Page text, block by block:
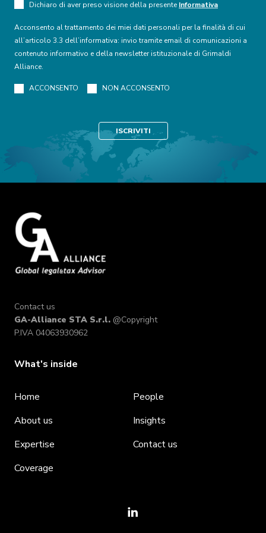
Dichiaro di aver preso visione della presente Informativa
Acconsento al trattamento dei miei dati personali per la finalità di cui
all’articolo 3.3 dell’informativa: invio tramite email di comunicazioni a
contenuto informativo e della newsletter istituzionale di Grimaldi
Alliance.
ACCONSENTO NON ACCONSENTO
Contact us
GA-Alliance STA S.r.l. @Copyright
P.IVA 04063930962
What's inside
Home
About us
Expertise
Coverage
People
Insights
Contact us